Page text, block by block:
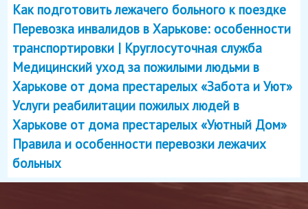
Как подготовить лежачего больного к поездке
Перевозка инвалидов в Харькове: особенности
транспортировки | Круглосуточная служба
Медицинский уход за пожилыми людьми в
Харькове от дома престарелых «Забота и Уют»
Услуги реабилитации пожилых людей в
Харькове от дома престарелых «Уютный Дом»
Правила и особенности перевозки лежачих
больных